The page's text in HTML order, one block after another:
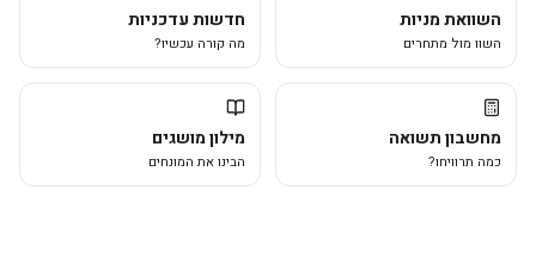
השוואת מניות
השוו מול מתחרים
חדשות עדכניות
מה קורה עכשיו?
מחשבון תשואה
כמה תרוויחו?
מילון מושגים
הבינו את המונחים